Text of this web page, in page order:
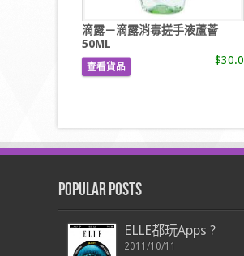
滴露－滴露消毒搓手液蘆薈
50ML
$30.0
查看貨品
Popular Posts
ELLE都玩Apps ?
2011/10/11